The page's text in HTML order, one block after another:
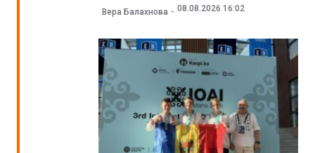
Вера Балахнова 08.08.2026 16:02